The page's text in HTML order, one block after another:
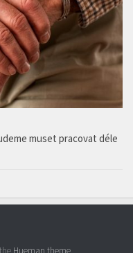
muset pracovat déle